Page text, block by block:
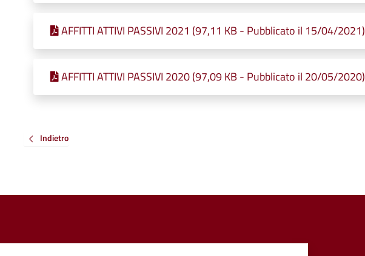
AFFITTI ATTIVI PASSIVI 2021 (97,11 KB - Pubblicato il 15/04/2021)
AFFITTI ATTIVI PASSIVI 2020 (97,09 KB - Pubblicato il 20/05/2020)
Indietro